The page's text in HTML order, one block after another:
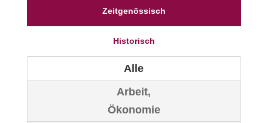
Zeitgenössisch
Historisch
Alle
Arbeit,
Ökonomie